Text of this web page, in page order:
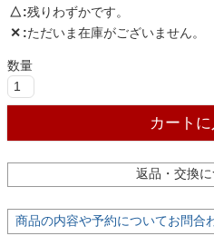
家電・照明器具
△ 残りわずかです。
✕ ただいま在庫がございません。
カート
返品・交換
商品の内容や予約についてお問合